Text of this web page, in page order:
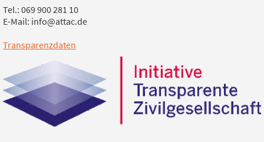
Tel.: 069 900 281 10
E-Mail: info@attac.de
Transparenzdaten